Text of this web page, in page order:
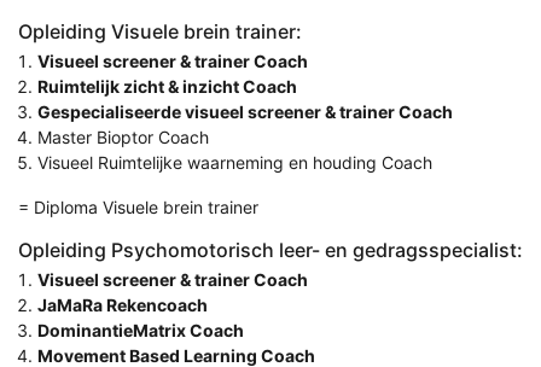
Opleiding Visuele brein trainer:
Visueel screener & trainer Coach
Ruimtelijk zicht & inzicht Coach
Gespecialiseerde visueel screener & trainer Coach
Master Bioptor Coach
Visueel Ruimtelijke waarneming en houding Coach
= Diploma Visuele brein trainer
Opleiding Psychomotorisch leer- en gedragsspecialist:
Visueel screener & trainer Coach
JaMaRa Rekencoach
DominantieMatrix Coach
Movement Based Learning Coach